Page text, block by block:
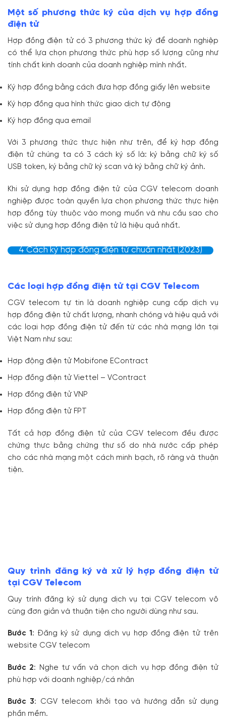
Một số phương thức ký của dịch vụ hợp đồng
điện tử
Hợp đồng điện tử có 3 phương thức ký để doanh nghiệp
có thể lựa chọn phương thức phù hợp số lượng cũng như
tính chất kinh doanh của doanh nghiệp mình nhất.
Ký hợp đồng bằng cách đưa hợp đồng giấy lên website
Ký hợp đồng qua hình thức giao dịch tự động
Ký hợp đồng qua email
Với 3 phương thức thực hiện như trên, để ký hợp đồng
điện tử chúng ta có 3 cách ký số là: ký bằng chữ ký số
USB token, ký bằng chữ ký scan và ký bằng chữ ký ảnh.
Khi sử dụng hợp đồng điện tử của CGV telecom doanh
nghiệp được toàn quyền lựa chọn phương thức thực hiện
hợp đồng tùy thuộc vào mong muốn và nhu cầu sao cho
việc sử dụng hợp đồng điện tử là hiệu quả nhất.
4 Cách ký hợp đồng điện tử chuẩn nhất (2023)
Các loại hợp đồng điện tử tại CGV Telecom
CGV telecom tự tin là doanh nghiệp cung cấp dịch vụ
hợp đồng điện tử chất lượng, nhanh chóng và hiệu quả với
các loại hợp đồng điện tử đến từ các nhà mạng lớn tại
Việt Nam như sau:
Hợp động điện tử Mobifone EContract
Hợp đồng điện tử Viettel – VContract
Hợp đồng điện tử VNP
Hợp đồng điện tử FPT
Tất cả hợp đồng điện tử của CGV telecom đều được
chứng thực bằng chứng thư số do nhà nước cấp phép
cho các nhà mạng một cách minh bạch, rõ ràng và thuận
tiện.
Quy trình đăng ký và xử lý hợp đồng điện tử
tại CGV Telecom
Quy trình đăng ký sử dụng dịch vụ tại CGV telecom vô
cùng đơn giản và thuận tiện cho người dùng như sau.
Bước 1: Đăng ký sử dụng dịch vụ hợp đồng điện tử trên
website CGV telecom
Bước 2: Nghe tư vấn và chọn dịch vụ hợp đồng điện tử
phù hợp với doanh nghiệp/cá nhân
Bước 3: CGV telecom khởi tạo và hướng dẫn sử dụng
phần mềm.